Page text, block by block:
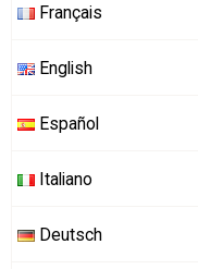
Français
English
Español
Italiano
Deutsch